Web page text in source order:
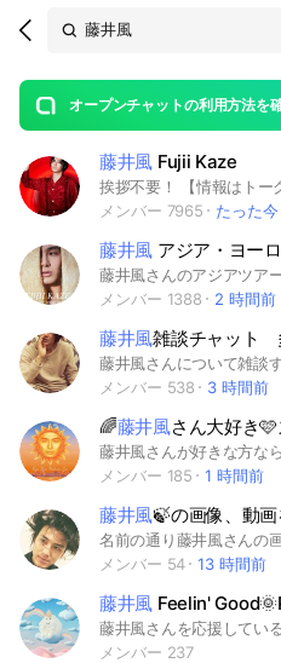
Search
OpenChats
messages
search
area
オープンチャットの利用方法を
open
藤井風 Fujii Kaze
メンバー 7965
たった今
藤井風 アジア・ヨーロッパツア
メンバー 1388
2 時間前
藤井風雑談チャット
メンバー 538
3 時間前
🌈藤井風さん大好き
藤井風さんが好きな方な
メンバー 185
1 時間前
藤井風🍃の画像、動画を貼り
メンバー 54
13 時間前
藤井風 Feelin'
メンバー 237